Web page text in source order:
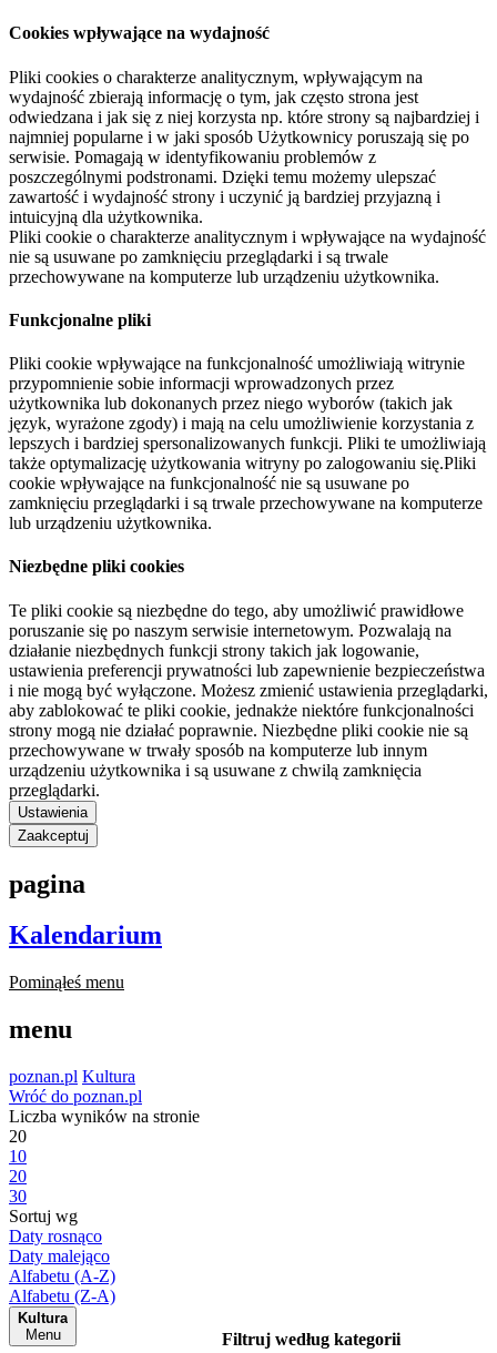
Cookies wpływające na wydajność
Pliki cookies o charakterze analitycznym, wpływającym na
wydajność zbierają informację o tym, jak często strona jest
odwiedzana i jak się z niej korzysta np. które strony są najbardziej i
najmniej popularne i w jaki sposób Użytkownicy poruszają się po
serwisie. Pomagają w identyfikowaniu problemów z
poszczególnymi podstronami. Dzięki temu możemy ulepszać
zawartość i wydajność strony i uczynić ją bardziej przyjazną i
intuicyjną dla użytkownika.
Pliki cookie o charakterze analitycznym i wpływające na wydajność
nie są usuwane po zamknięciu przeglądarki i są trwale
przechowywane na komputerze lub urządzeniu użytkownika.
Funkcjonalne pliki
Pliki cookie wpływające na funkcjonalność umożliwiają witrynie
przypomnienie sobie informacji wprowadzonych przez
użytkownika lub dokonanych przez niego wyborów (takich jak
język, wyrażone zgody) i mają na celu umożliwienie korzystania z
lepszych i bardziej spersonalizowanych funkcji. Pliki te umożliwiają
także optymalizację użytkowania witryny po zalogowaniu się.Pliki
cookie wpływające na funkcjonalność nie są usuwane po
zamknięciu przeglądarki i są trwale przechowywane na komputerze
lub urządzeniu użytkownika.
Niezbędne pliki cookies
Te pliki cookie są niezbędne do tego, aby umożliwić prawidłowe
poruszanie się po naszym serwisie internetowym. Pozwalają na
działanie niezbędnych funkcji strony takich jak logowanie,
ustawienia preferencji prywatności lub zapewnienie bezpieczeństwa
i nie mogą być wyłączone. Możesz zmienić ustawienia przeglądarki,
aby zablokować te pliki cookie, jednakże niektóre funkcjonalności
strony mogą nie działać poprawnie. Niezbędne pliki cookie nie są
przechowywane w trwały sposób na komputerze lub innym
urządzeniu użytkownika i są usuwane z chwilą zamknięcia
przeglądarki.
Ustawienia
Zaakceptuj
pagina
Kalendarium
Pominąłeś menu
menu
poznan.pl Kultura
Wróć do poznan.pl
Liczba wyników na stronie
20
10
20
30
Sortuj wg
Daty rosnąco
Daty malejąco
Alfabetu (A-Z)
Alfabetu (Z-A)
Kultura
Menu
Filtruj według kategorii